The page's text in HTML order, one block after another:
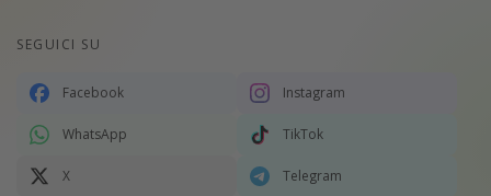
SEGUICI SU
Facebook Instagram
WhatsApp TikTok
X Telegram